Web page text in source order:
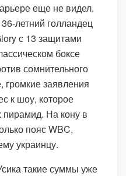
еще не видел.
летний голландец
с 13 защитами
боксе
сомнительного
заявления
к шоу, которое
пирамид. На кону в
пояс WBC,
украинцу.
такие суммы уже